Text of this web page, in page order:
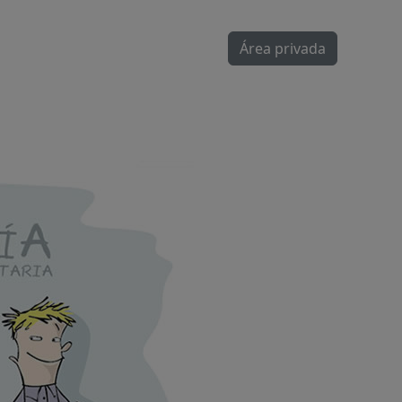
Área privada